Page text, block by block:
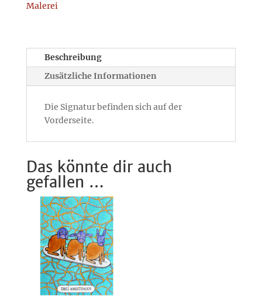
Malerei
Beschreibung
Zusätzliche Informationen
Die Signatur befinden sich auf der
Vorderseite.
Das könnte dir auch
gefallen …